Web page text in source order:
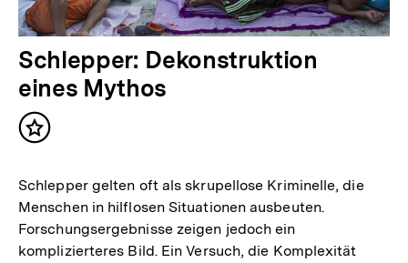
Schlepper: Dekonstruktion
eines Mythos
Inhalt
Schlepper gelten oft als skrupellose Kriminelle, die
Menschen in hilflosen Situationen ausbeuten.
Forschungsergebnisse zeigen jedoch ein
komplizierteres Bild. Ein Versuch, die Komplexität